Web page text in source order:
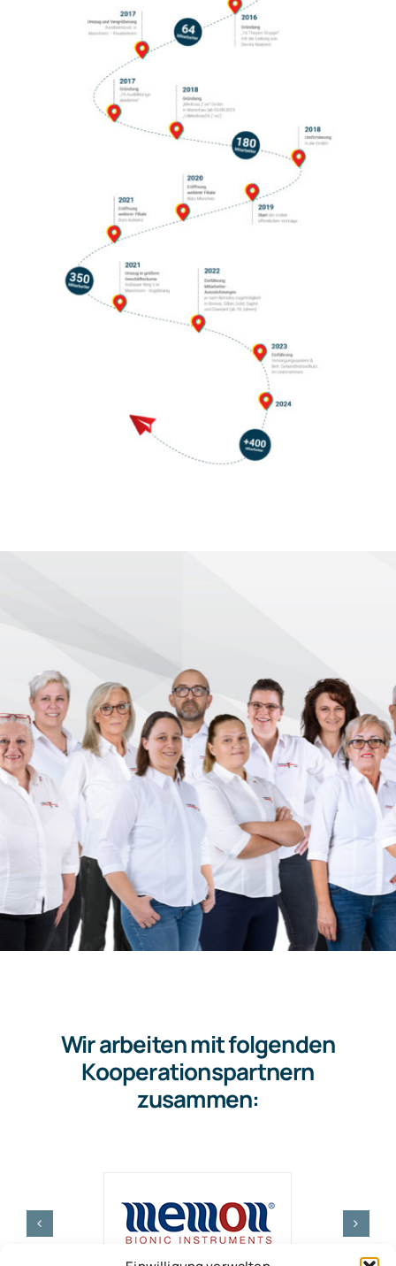
Wir arbeiten mit folgenden
Kooperationspartnern
zusammen: